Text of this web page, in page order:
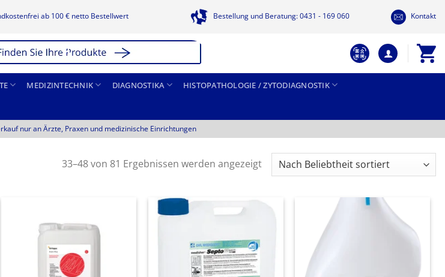
ab 100 € netto Bestellwert Bestellung und Beratung: 0431 - 169 060 Kontakt
MEDIZINTECHNIK DIAGNOSTIKA HISTOPATHOLOGIE / ZYTODIAGNOSTIK
nur an Ärzte, Praxen und medizinische Einrichtungen
33–48 von 81 Ergebnissen werden angezeigtNach
Beliebtheit